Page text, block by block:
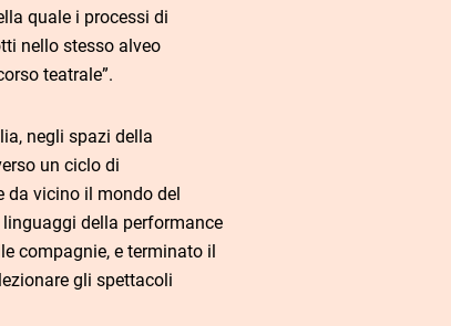
quale i processi di
nello stesso alveo
teatrale”.
negli spazi della
un ciclo di
da vicino il mondo del
della performance
compagnie, e terminato il
gli spettacoli